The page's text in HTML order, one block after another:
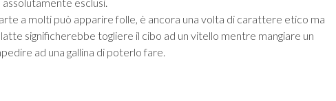
a molti può apparire folle, è ancora una volta di carattere etico ma
significherebbe togliere il cibo ad un vitello mentre mangiare un
ad una gallina di poterlo fare.